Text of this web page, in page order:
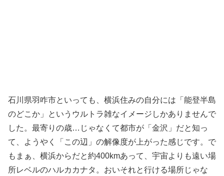
石川県羽咋市といっても、横浜住みの自分には「能登半島
のどこか」というウルトラ雑なイメージしかありませんで
した。最寄りの歳…じゃなくて都市が「金沢」だと知っ
て、ようやく「この辺」の解像度が上がった感じです。で
もまぁ、横浜からだと約400kmあって、宇宙よりも遠い場
所レベルのハルカカナタ。おいそれと行ける場所じゃな